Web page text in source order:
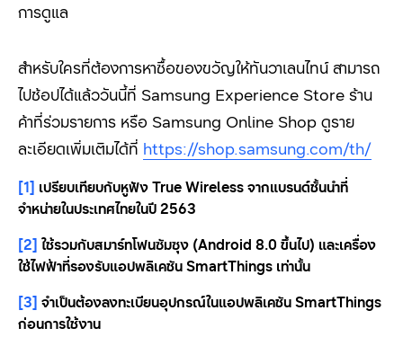
การดูแล
สำหรับใครที่ต้องการหาซื้อของขวัญให้ทันวาเลนไทน์ สามารถ
ไปช้อปได้แล้ววันนี้ที่ Samsung Experience Store ร้าน
ค้าที่ร่วมรายการ หรือ Samsung Online Shop ดูราย
ละเอียดเพิ่มเติมได้ที่ https://shop.samsung.com/th/
[1] เปรียบเทียบกับหูฟังTrue Wirelessจากแบรนด์ชั้นนำที่
จำหน่ายในประเทศไทยในปี2563
[2] ใช้รวมกับสมาร์ทโฟนซัมซุง (Android 8.0 ขึ้นไป) และเครื่อง
ใช้ไฟฟ้าที่รองรับแอปพลิเคชันSmartThings เท่านั้น
[3] จำเป็นต้องลงทะเบียนอุปกรณ์ในแอปพลิเคชัน SmartThings
ก่อนการใช้งาน